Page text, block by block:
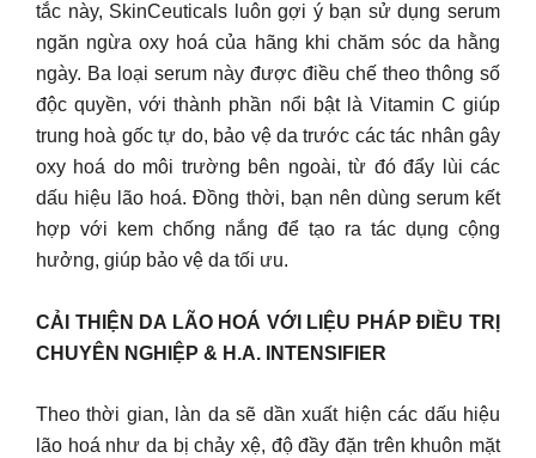
tắc này, SkinCeuticals luôn gợi ý bạn sử dụng serum
ngăn ngừa oxy hoá của hãng khi chăm sóc da hằng
ngày. Ba loại serum này được điều chế theo thông số
độc quyền, với thành phần nổi bật là Vitamin C giúp
trung hoà gốc tự do, bảo vệ da trước các tác nhân gây
oxy hoá do môi trường bên ngoài, từ đó đẩy lùi các
dấu hiệu lão hoá. Đồng thời, bạn nên dùng serum kết
hợp với kem chống nắng để tạo ra tác dụng cộng
hưởng, giúp bảo vệ da tối ưu.
CẢI THIỆN DA LÃO HOÁ VỚI LIỆU PHÁP ĐIỀU TRỊ
CHUYÊN NGHIỆP & H.A. INTENSIFIER
Theo thời gian, làn da sẽ dần xuất hiện các dấu hiệu
lão hoá như da bị chảy xệ, độ đầy đặn trên khuôn mặt